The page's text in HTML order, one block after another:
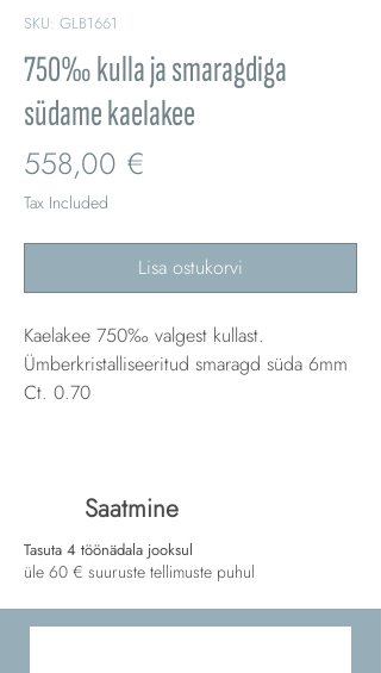
SKU: GLB1661
750‰ kulla ja smaragdiga
südame kaelakee
558,00 €
Tax Included
Lisa ostukorvi
Kaelakee 750‰ valgest kullast.
Ümberkristalliseeritud smaragd süda 6mm
Ct. 0.70
Saatmine
Tasuta 4 töönädala jooksul
üle 60 € suuruste tellimuste puhul